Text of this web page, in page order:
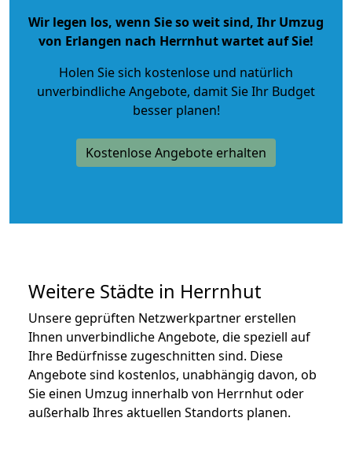
Wir legen los, wenn Sie so weit sind, Ihr Umzug
von Erlangen nach Herrnhut wartet auf Sie!
Holen Sie sich kostenlose und natürlich
unverbindliche Angebote, damit Sie Ihr Budget
besser planen!
Kostenlose Angebote erhalten
Weitere Städte in Herrnhut
Unsere geprüften Netzwerkpartner erstellen
Ihnen unverbindliche Angebote, die speziell auf
Ihre Bedürfnisse zugeschnitten sind. Diese
Angebote sind kostenlos, unabhängig davon, ob
Sie einen Umzug innerhalb von Herrnhut oder
außerhalb Ihres aktuellen Standorts planen.